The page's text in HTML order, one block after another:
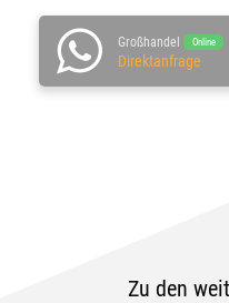
Großhandel Online
Direktanfrage
Zu den